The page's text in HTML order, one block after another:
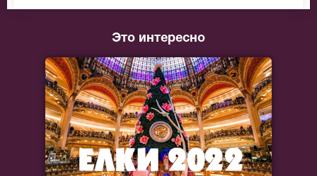
Это интересно